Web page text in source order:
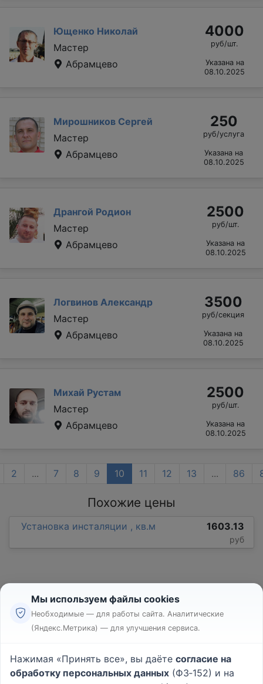
Ющенко Николай
Мастер
Абрамцево
4000
руб/шт.
Указана на
08.10.2025
Мирошников Сергей
Мастер
Абрамцево
250
руб/услуга
Указана на
08.10.2025
Дрангой Родион
Мастер
Абрамцево
2500
руб/шт.
Указана на
08.10.2025
Логвинов Александр
Мастер
Абрамцево
3500
руб/секция
Указана на
08.10.2025
Михай Рустам
Мастер
Абрамцево
2500
руб/шт.
Указана на
08.10.2025
2 ... 7 8 9 10 11 12 13 ... 86
Похожие цены
Установка инсталяции , кв.м 1603.13
руб
Реклама
Пользовательское соглашение
Политика конфиденциальности
Мы используем файлы cookies
Необходимые — для работы сайта. Аналитические
(Яндекс.Метрика) — для улучшения сервиса.
Нажимая «Принять все», вы даёте согласие на
обработку персональных данных (ФЗ‑152) и на